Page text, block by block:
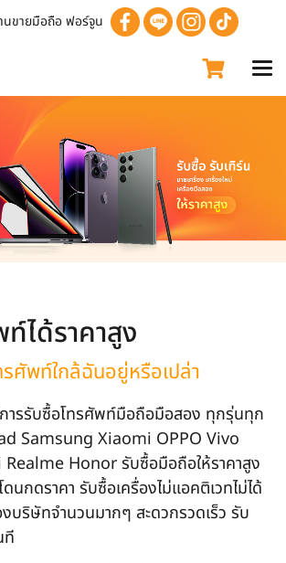
นขายมือถือ ฟอร์จูน
ได้ราคาสูง
รศัพท์ใกล้ฉันอยู่หรือเปล่า
ารรับซื้อโทรศัพท์มือถือมือสอง ทุกรุ่นทุก
Samsung Xiaomi OPPO Vivo
Honor รับซื้อมือถือให้ราคาสูง
นกดราคา รับซื้อเครื่องไม่แอคติเวทไม่ได้
บริษัทจำนวนมากๆ สะดวกรวดเร็ว รับ
ที